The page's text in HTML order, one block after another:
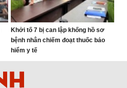
Khởi tố 7 bị can lập khống hồ sơ
bệnh nhân chiếm đoạt thuốc bảo
hiểm y tế